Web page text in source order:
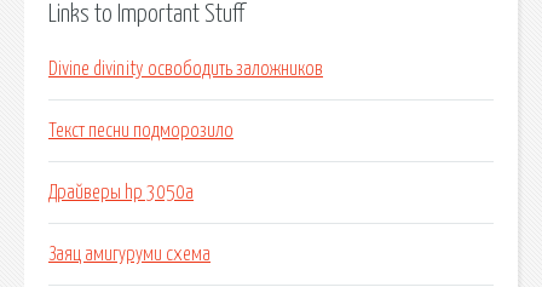
Links to Important Stuff
Divine divinity освободить заложников
Текст песни подморозило
Драйверы hp 3050a
Заяц амигуруми схема